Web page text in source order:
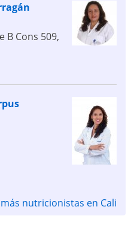
B Cons 509,
nutricionistas en Cali